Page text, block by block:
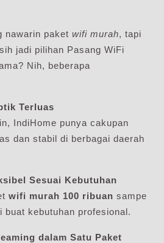
nawarin paket wifi murah, tapi
jadi pilihan Pasang WiFi
Nih, beberapa
Terluas
IndiHome punya cakupan
dan stabil di berbagai daerah
Sesuai Kebutuhan
wifi murah 100 ribuan sampe
buat kebutuhan profesional.
dalam Satu Paket